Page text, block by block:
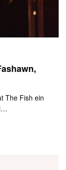
The Fish ein